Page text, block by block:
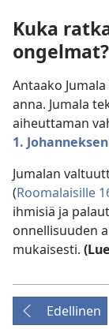
Kuka
ongelmat?
Antaako
anna. Jumala
aiheuttaman
1.
Jumalan
(Roomalaisille
ihmisiä ja
onnellisuuden
mukaisesti. (Lue
Edellinen